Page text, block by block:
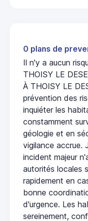
0 plans de
Il n'y a aucun
THOISY LE
À THOISY LE
prévention des
inquiéter les
constamment
géologie et en
vigilance accrue.
incident majeur
autorités locales
rapidement en
bonne
d'urgence. Les
sereinement,